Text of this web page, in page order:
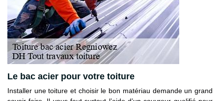
Le bac acier pour votre toiture
Installer une toiture et choisir le bon matériau demande un grand